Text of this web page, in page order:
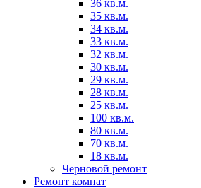
36 кв.м.
35 кв.м.
34 кв.м.
33 кв.м.
32 кв.м.
30 кв.м.
29 кв.м.
28 кв.м.
25 кв.м.
100 кв.м.
80 кв.м.
70 кв.м.
18 кв.м.
Черновой ремонт
Ремонт комнат